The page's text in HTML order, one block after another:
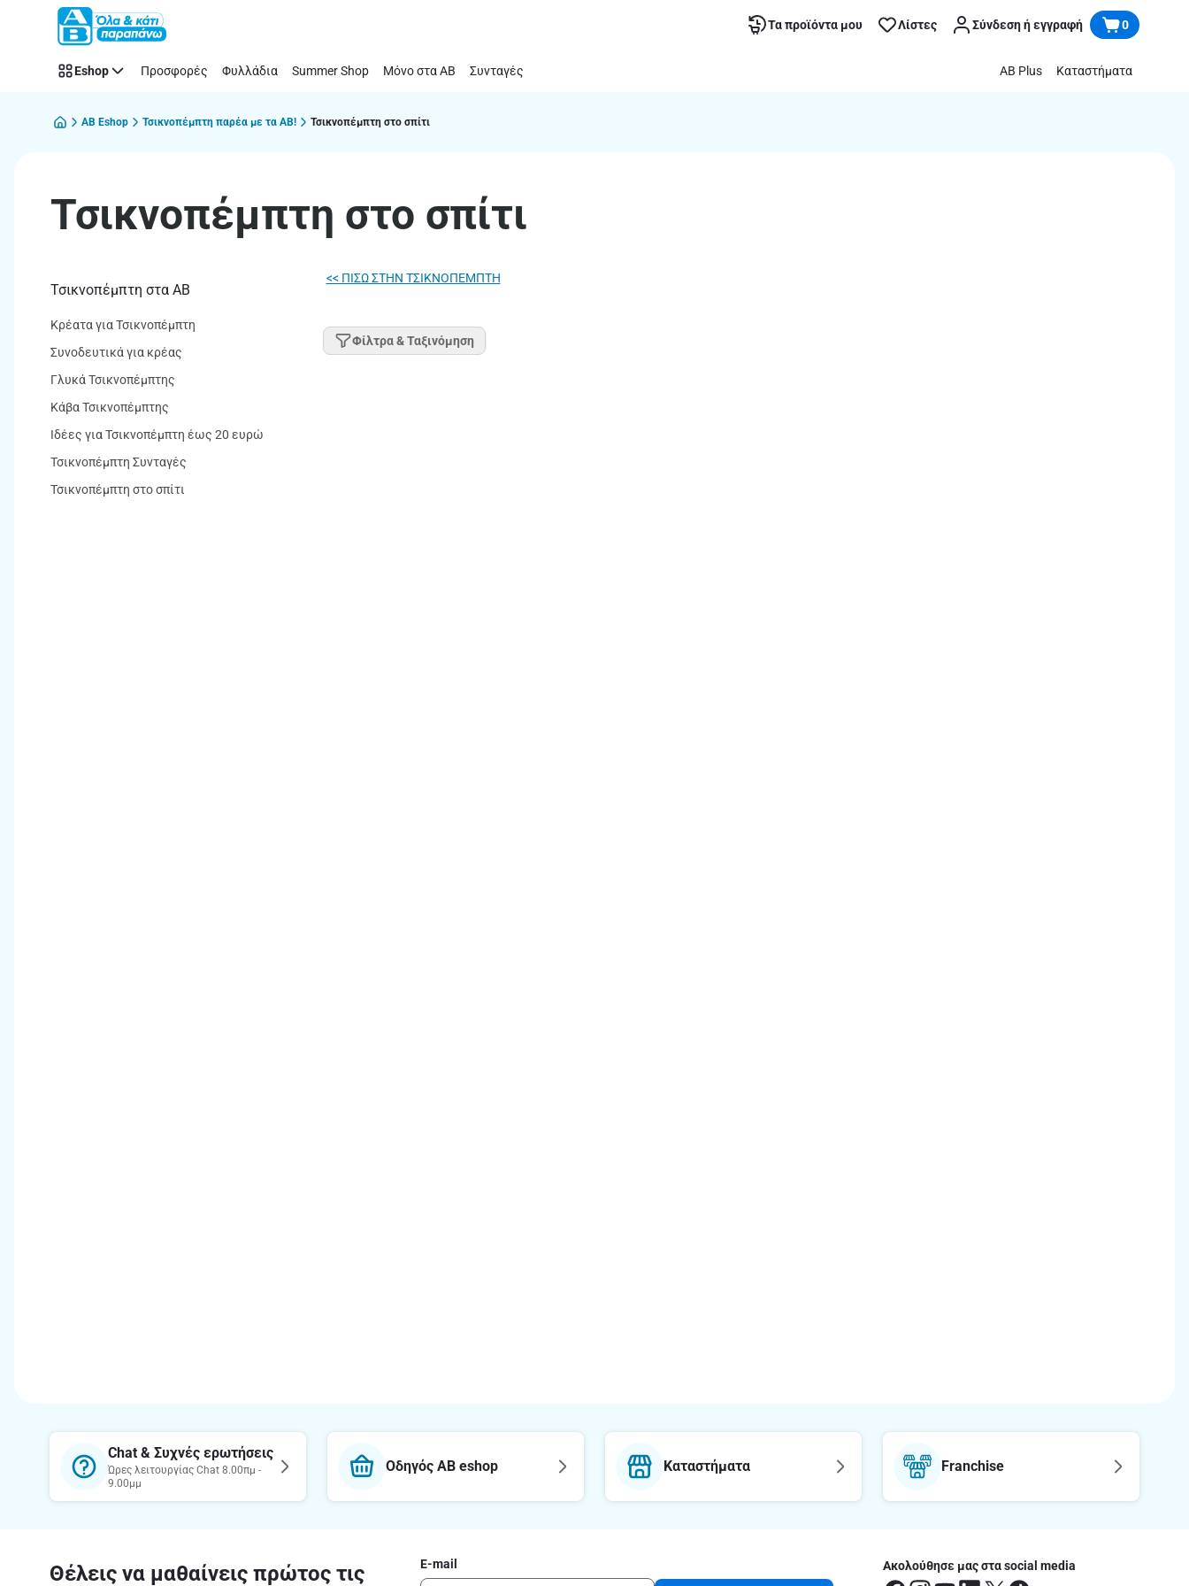
Παράλειψη
Τσικνοπέμπτη
Βασιλόπουλος
Τα προϊόντα μου Λίστες Σύνδεση ή εγγραφή 0
Eshop Προσφορές Φυλλάδια Summer Shop Μόνο στα ΑΒ Συνταγές AB Plus Καταστήματα
AB Eshop Τσικνοπέμπτη παρέα με τα ΑΒ! Τσικνοπέμπτη στο σπίτι
Τσικνοπέμπτη στο σπίτι
Τσικνοπέμπτη στα ΑΒ
Κρέατα για Τσικνοπέμπτη
Συνοδευτικά για κρέας
Γλυκά Τσικνοπέμπτης
Κάβα Τσικνοπέμπτης
Ιδέες για Τσικνοπέμπτη έως 20 ευρώ
Τσικνοπέμπτη Συνταγές
Τσικνοπέμπτη στο σπίτι
<< ΠΙΣΩ ΣΤΗΝ ΤΣΙΚΝΟΠΕΜΠΤΗ
Φίλτρα & Ταξινόμηση
Chat & Συχνές ερωτήσεις
Ώρες λειτουργίας Chat 8.00πμ -
9.00μμ
Οδηγός AB eshop Καταστήματα Franchise
Θέλεις να μαθαίνεις πρώτος τις E-mail Ακολούθησε μας στα social media